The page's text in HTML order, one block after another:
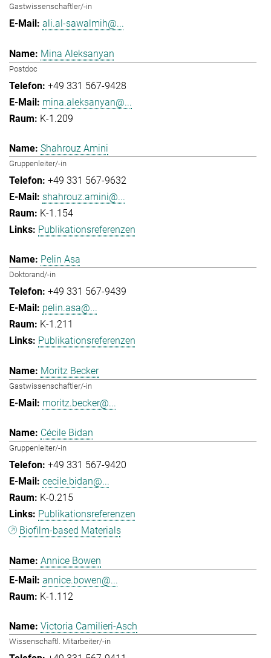
Gastwissenschaftler/-in
ali.al-sawalmih@...
Mina Aleksanyan
Postdoc
+49 331 567-9428
mina.aleksanyan@...
K-1.209
Shahrouz Amini
Gruppenleiter/-in
+49 331 567-9632
shahrouz.amini@...
K-1.154
Publikationsreferenzen
Pelin Asa
Doktorand/-in
+49 331 567-9439
pelin.asa@...
K-1.211
Publikationsreferenzen
Moritz Becker
Gastwissenschaftler/-in
moritz.becker@...
Cécile Bidan
Gruppenleiter/-in
+49 331 567-9420
cecile.bidan@...
K-0.215
Publikationsreferenzen
Biofilm-based Materials
Annice Bowen
annice.bowen@...
K-1.112
Victoria Camilieri-Asch
Wissenschaftl. Mitarbeiter/-in